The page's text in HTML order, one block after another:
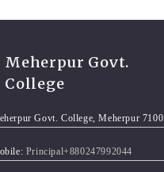
Meherpur Govt.
College
Govt. College, Meherpur 7100
Principal+880247992044